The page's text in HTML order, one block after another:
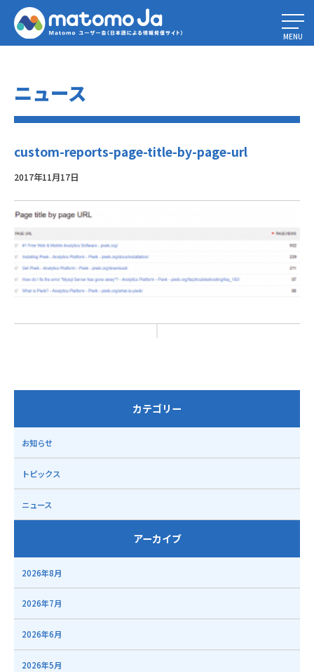
Home»
カスタムレポートを使用してPiwikのインストールをパワーアップ
»custom-reports-page-title-by-page-url
MENU
ニュース
custom-reports-page-title-by-page-url
2017年11月17日
カテゴリー
お知らせ
トピックス
ニュース
アーカイブ
2026年8月
2026年7月
2026年6月
2026年5月